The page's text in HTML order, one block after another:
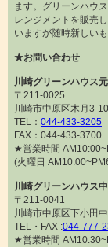
ます。グリーンハウ
レンジメントを販売
いますが随時新しい
★お問い合わせ
川崎グリーンハウス
〒211-0025
川崎市中原区木月3-
TEL： 044-433-3205
FAX：044-433-3700
★営業時間
(火曜日
川崎グリーンハウス
〒211-0041
川崎市中原区下小田
TEL・FAX :044-777-
★営業時間